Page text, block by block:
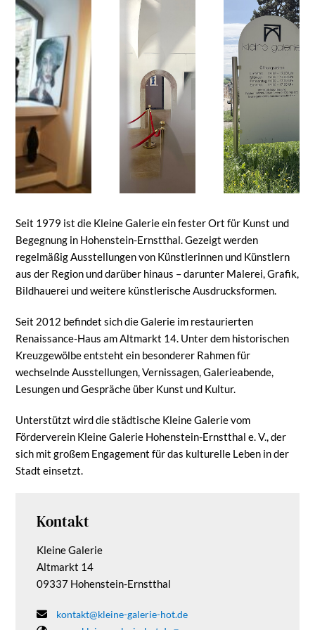
Seit 1979 ist die Kleine Galerie ein fester Ort für Kunst und
Begegnung in Hohenstein-Ernstthal. Gezeigt werden
regelmäßig Ausstellungen von Künstlerinnen und Künstlern
aus der Region und darüber hinaus – darunter Malerei, Grafik,
Bildhauerei und weitere künstlerische Ausdrucksformen.
Seit 2012 befindet sich die Galerie im restaurierten
Renaissance-Haus am Altmarkt 14. Unter dem historischen
Kreuzgewölbe entsteht ein besonderer Rahmen für
wechselnde Ausstellungen, Vernissagen, Galerieabende,
Lesungen und Gespräche über Kunst und Kultur.
Unterstützt wird die städtische Kleine Galerie vom
Förderverein Kleine Galerie Hohenstein-Ernstthal e. V., der
sich mit großem Engagement für das kulturelle Leben in der
Stadt einsetzt.
Kontakt
Kleine Galerie
Altmarkt 14
09337 Hohenstein-Ernstthal
kontakt@kleine-galerie-hot.de